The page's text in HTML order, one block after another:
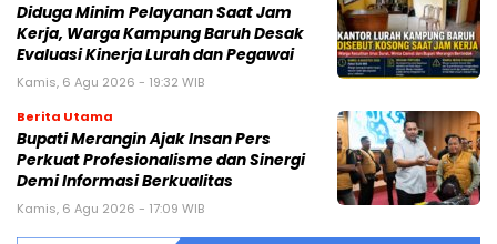
Diduga Minim Pelayanan Saat Jam
Kerja, Warga Kampung Baruh Desak
Evaluasi Kinerja Lurah dan Pegawai
Kamis, 6 Agu 2026 - 19:32 WIB
Berita Utama
Bupati Merangin Ajak Insan Pers
Perkuat Profesionalisme dan Sinergi
Demi Informasi Berkualitas
Kamis, 6 Agu 2026 - 17:09 WIB